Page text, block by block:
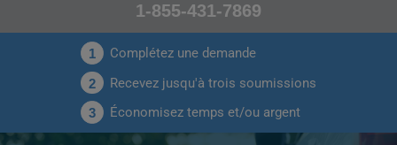
1-855-431-7869
1 Complétez une demande
2 Recevez jusqu'à trois soumissions
3 Économisez temps et/ou argent